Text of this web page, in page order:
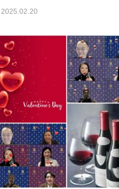
2025.02.20